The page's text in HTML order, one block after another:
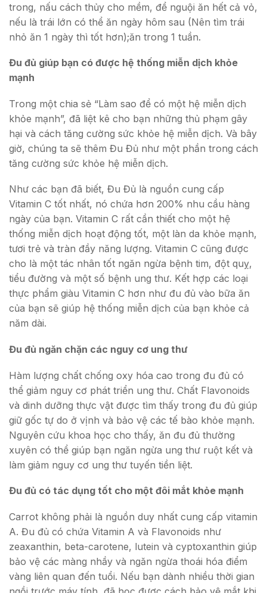
trong, nấu cách thủy cho mềm, để nguội ăn hết cả vỏ,
nếu là trái lớn có thể ăn ngày hôm sau (Nên tìm trái
nhỏ ăn 1 ngày thì tốt hơn);ăn trong 1 tuần.
Đu đủ giúp bạn có được hệ thống miễn dịch khỏe
mạnh
Trong một chia sẻ “Làm sao để có một hệ miễn dịch
khỏe mạnh”, đã liệt kê cho bạn những thủ phạm gây
hại và cách tăng cường sức khỏe hệ miễn dịch. Và bây
giờ, chúng ta sẽ thêm Đu Đủ như một phần trong cách
tăng cường sức khỏe hệ miễn dịch.
Như các bạn đã biết, Đu Đủ là nguồn cung cấp
Vitamin C tốt nhất, nó chứa hơn 200% nhu cầu hàng
ngày của bạn. Vitamin C rất cần thiết cho một hệ
thống miễn dịch hoạt động tốt, một làn da khỏe mạnh,
tươi trẻ và tràn đầy năng lượng. Vitamin C cũng được
cho là một tác nhân tốt ngăn ngừa bệnh tim, đột quỵ,
tiểu đường và một số bệnh ung thư. Kết hợp các loại
thực phẩm giàu Vitamin C hơn như đu đủ vào bữa ăn
của bạn sẽ giúp hệ thống miễn dịch của bạn khỏe cả
năm dài.
Đu đủ ngăn chặn các nguy cơ ung thư
Hàm lượng chất chống oxy hóa cao trong đu đủ có
thể giảm nguy cơ phát triển ung thư. Chất Flavonoids
và dinh dưỡng thực vật được tìm thấy trong đu đủ giúp
giữ gốc tự do ở vịnh và bảo vệ các tế bào khỏe mạnh.
Nguyên cứu khoa học cho thấy, ăn đu đủ thường
xuyên có thể giúp bạn ngăn ngừa ung thư ruột kết và
làm giảm nguy cơ ung thư tuyến tiền liệt.
Đu đủ có tác dụng tốt cho một đôi mắt khỏe mạnh
Carrot không phải là nguồn duy nhất cung cấp vitamin
A. Đu đủ có chứa Vitamin A và Flavonoids như
zeaxanthin, beta-carotene, lutein và cyptoxanthin giúp
bảo vệ các màng nhầy và ngăn ngừa thoái hóa điểm
vàng liên quan đến tuổi. Nếu bạn dành nhiều thời gian